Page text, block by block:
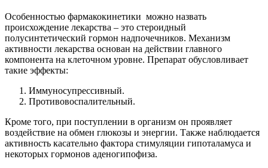
Особенностью фармакокинетики можно назвать
происхождение лекарства – это стероидный
полусинтетический гормон надпочечников. Механизм
активности лекарства основан на действии главного
компонента на клеточном уровне. Препарат обусловливает
такие эффекты:
Иммуносупрессивный.
Противовоспалительный.
Кроме того, при поступлении в организм он проявляет
воздействие на обмен глюкозы и энергии. Также наблюдается
активность касательно фактора стимуляции гипоталамуса и
некоторых гормонов аденогипофиза.